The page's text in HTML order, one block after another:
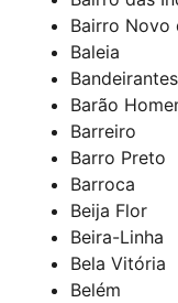
Bairro Novo
Baleia
Bandeirantes
Barão
Barreiro
Barro Preto
Barroca
Beija Flor
Beira-Linha
Bela Vitória
Belém